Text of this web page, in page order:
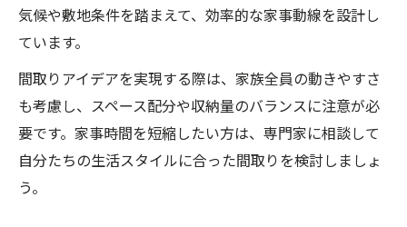
気候や敷地条件を踏まえて、効率的な家事動線を設計し
ています。
間取りアイデアを実現する際は、家族全員の動きやすさ
も考慮し、スペース配分や収納量のバランスに注意が必
要です。家事時間を短縮したい方は、専門家に相談して
自分たちの生活スタイルに合った間取りを検討しましょ
う。